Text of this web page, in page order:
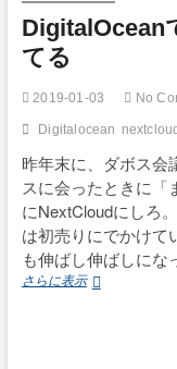
DigitalOcean
てる
2019-01-03 No
Digitalocean nextcloud
昨年末に、ダボス会
スに会ったときに「
にNextCloudにしろ
は初売りにでかけて
も伸ばし伸ばしに
さらに表示DigitalOcean